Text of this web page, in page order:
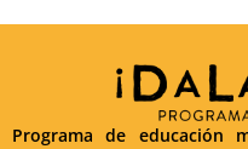
Programa de educación